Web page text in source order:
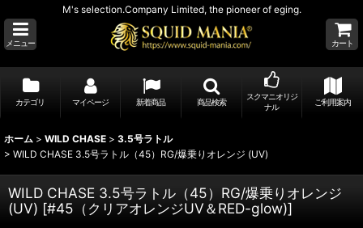
M's selection.Company Limited, the pioneer of eging.
メニュー カート
カテゴリ マイページ 新着商品 商品検索
スクマニオリジ
ナル
ご利用案内
ホーム > WILD CHASE > 3.5号ラトル
> WILD CHASE 3.5号ラトル（45）RG/爆乗りオレンジ (UV)
WILD CHASE 3.5号ラトル（45）RG/爆乗りオレンジ
(UV) [#45（クリアオレンジUV＆RED-glow)]